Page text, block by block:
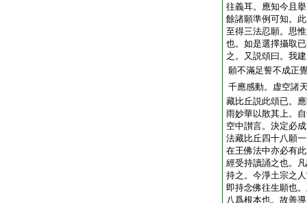
往義耳。應知今且
餘諸願準例可知。
至得三法忍願。思
也。如是選擇攝取
之。又説頌曰。我
願不滿足誓不成正
千應感動。虚空諸
藏比丘説此頌已。
雨妙華以散其上。
空中讃言。決定必
法藏比丘四十八願
在王佛法中亦必有
經受持讀誦之也。
持之。今淨土宗之
即持念佛往生願也
八爲根本也。故善